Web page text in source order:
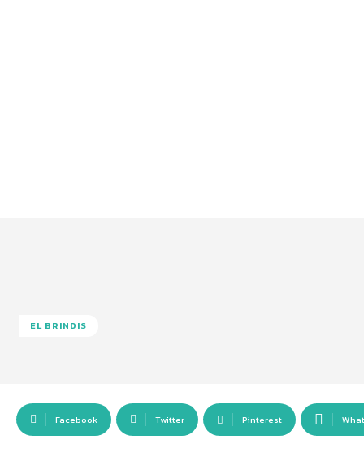
EL BRINDIS
Facebook Twitter Pinterest